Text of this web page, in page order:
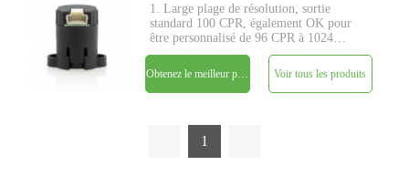
1. Large plage de résolution, sortie
standard 100 CPR, également OK pour
être personnalisé de 96 CPR à 1024
CPR ; 2. Alimentation 5V unique, aucun
réglage de signal requis, sortie en
quadrature à deux canaux; 3.
Compatibilité TTL ; 4. Fréquence de
Voir tous les produits
1